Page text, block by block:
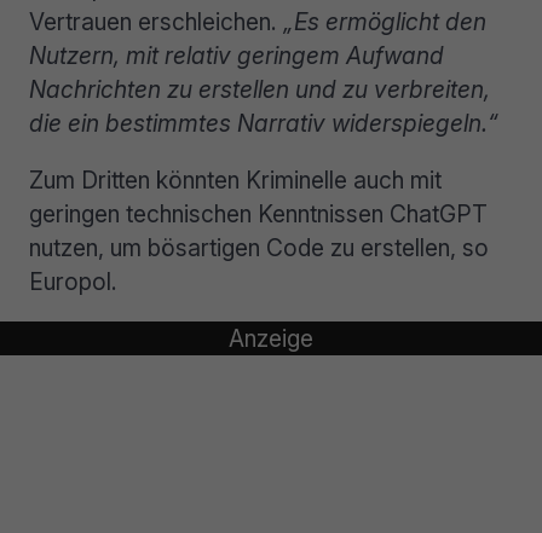
Vertrauen erschleichen. „Es ermöglicht den
Nutzern, mit relativ geringem Aufwand
Nachrichten zu erstellen und zu verbreiten,
die ein bestimmtes Narrativ widerspiegeln.“
Zum Dritten könnten Kriminelle auch mit
geringen technischen Kenntnissen ChatGPT
nutzen, um bösartigen Code zu erstellen, so
Europol.